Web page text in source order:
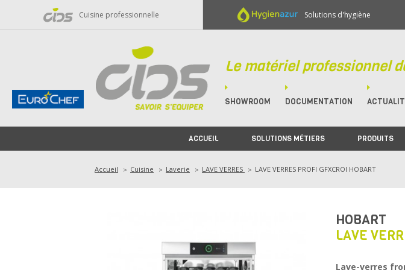
Cuisine professionnelle Solutions d'hygiène
Le matériel professionnel
SHOWROOM DOCUMENTATION
ACCUEIL SOLUTIONS MÉTIERS PRODUITS
Accueil Cuisine Laverie LAVE VERRES LAVE VERRES PROFI GFXCROI HOBART
HOBART
LAVE
Lave-verres
Panneau de gestion des cookies